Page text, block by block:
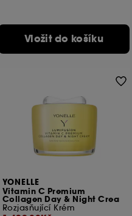
Vložit do košíku
YONELLE
Vitamin C Premium
Collagen Day & Night Crea
Rozjasňující Krém